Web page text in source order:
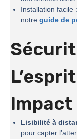
Installation facile
notre guide de
Impact
Lisibilité à
pour capter